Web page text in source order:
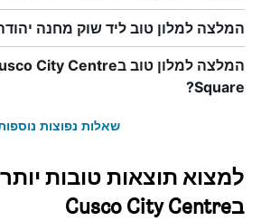
המלצה למלון טוב ליד שוק מחנה
Square?
שאלות נפוצות
למצוא תוצאות טובות
בCusco City Centre